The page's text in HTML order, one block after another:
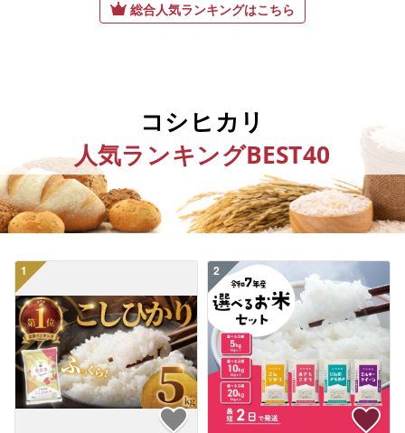
総合人気ランキングはこちら
コシヒカリ
人気ランキングBEST40
1 2